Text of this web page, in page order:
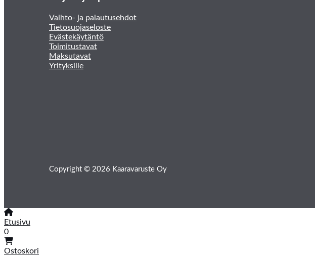
Vaihto- ja palautusehdot
Tietosuojaseloste
Evästekäytäntö
Toimitustavat
Maksutavat
Yrityksille
Copyright © 2026 Kaaravaruste Oy
Etusivu
0
Ostoskori